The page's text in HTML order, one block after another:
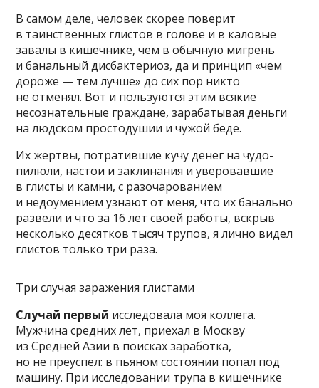
В самом деле, человек скорее поверит
в таинственных глистов в голове и в каловые
завалы в кишечнике, чем в обычную мигрень
и банальный дисбактериоз, да и принцип «чем
дороже — тем лучше» до сих пор никто
не отменял. Вот и пользуются этим всякие
несознательные граждане, зарабатывая деньги
на людском простодушии и чужой беде.
Их жертвы, потратившие кучу денег на чудо-
пилюли, настои и заклинания и уверовавшие
в глисты и камни, с разочарованием
и недоумением узнают от меня, что их банально
развели и что за 16 лет своей работы, вскрыв
несколько десятков тысяч трупов, я лично видел
глистов только три раза.
Три случая заражения глистами
Случай первый исследовала моя коллега.
Мужчина средних лет, приехал в Москву
из Средней Азии в поисках заработка,
но не преуспел: в пьяном состоянии попал под
машину. При исследовании трупа в кишечнике